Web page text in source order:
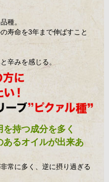
種。
寿命を3年まで伸ばすこと
辛みを感じる。
持つ成分を多く
るオイルが出来あ
常に多く、逆に摂り過ぎる